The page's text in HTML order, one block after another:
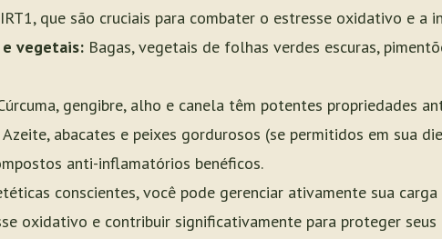
que são cruciais para combater o estresse oxidativo e a
vegetais: Bagas, vegetais de folhas verdes escuras,
gengibre, alho e canela têm potentes propriedades
Azeite, abacates e peixes gordurosos (se permitidos em sua
anti-inflamatórios benéficos.
conscientes, você pode gerenciar ativamente sua
oxidativo e contribuir significativamente para proteger seus